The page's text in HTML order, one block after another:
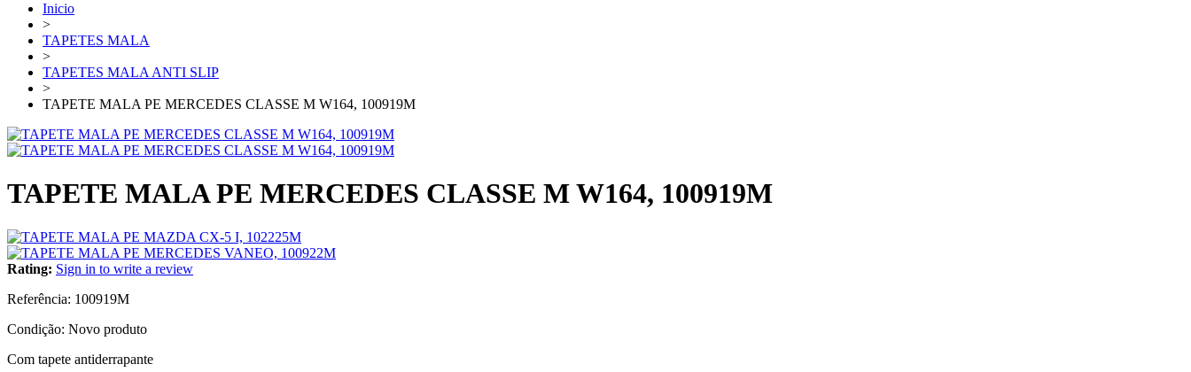
Inicio
>
TAPETES MALA
>
TAPETES MALA ANTI SLIP
>
TAPETE MALA PE MERCEDES CLASSE M W164, 100919M
TAPETE MALA PE MERCEDES CLASSE M W164, 100919M
Rating: Sign in to write a review
Referência: 100919M
Condição: Novo produto
Com tapete antiderrapante